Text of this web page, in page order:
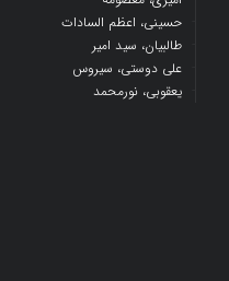
حسینی، اعظم السادات
طالبیان، سید امیر
علی دوستی، سیروس
یعقوبی، نورمحمد